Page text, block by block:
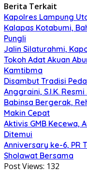
Berita Terkait
Kapolres Lampung
Kalapas Kotabumi,
Pungli
Jalin Silaturahmi,
Tokoh Adat Akuan
Kamtibma
Disambut Tradisi
Anggraini, S.I.K.
Babinsa Bergerak,
Makin Cepat
Aktivis GMB Kecewa,
Ditemui
Anniversary ke-6, PR
Sholawat Bersama
Post Views: 132